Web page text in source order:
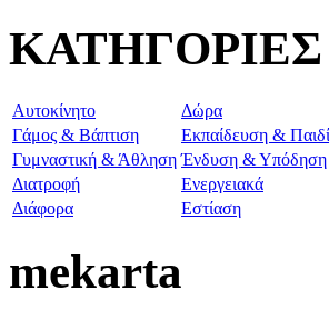
Aυτοκίνητο Δώρα
Γάμος & Βάπτιση
Εκπαίδευση & Παιδί
Γυμναστική & Άθληση Ένδυση & Υπόδηση
Διατροφή
Ενεργειακά
Διάφορα
Εστίαση
mekarta